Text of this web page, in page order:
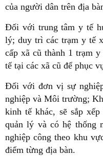
của người dân trên địa
Đối với trung tâm y tế
lý; duy trì các trạm y tế
cấp xã cũ thành 1 trạm
tế tại các xã cũ để phục
Đối với đơn vị sự
nghiệp và Môi trường;
kinh tế khác, sẽ sắp
quản lý và có hệ thống
nghiệp công theo khu
điểm từng địa bàn.